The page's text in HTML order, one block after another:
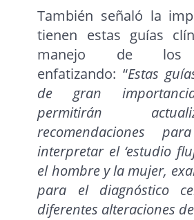
También señaló la
tienen estas guías
manejo de los
enfatizando: “Estas
de gran
permitirán
recomendaciones
interpretar el ‘estudio
el hombre y la mujer,
para el diagnóstico
diferentes alteraciones